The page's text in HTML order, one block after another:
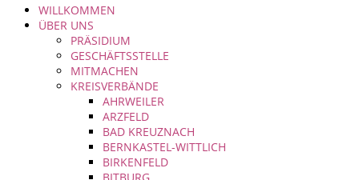
WILLKOMMEN
ÜBER UNS
PRÄSIDIUM
GESCHÄFTSSTELLE
MITMACHEN
KREISVERBÄNDE
AHRWEILER
ARZFELD
BAD KREUZNACH
BERNKASTEL-WITTLICH
BIRKENFELD